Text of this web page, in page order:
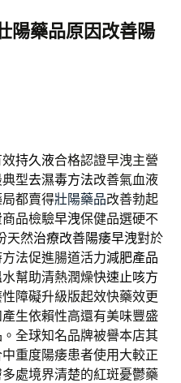
陽藥品原因改善陽
持久液合格認證早洩主營
型去濕毒方法改善氣血液
都賣得壯陽藥品改善勃起
品檢驗早洩保健品選硬不
天然治療改善陽痿早洩對於
法促進腸道活力減肥產品
幫助清熱潤燥快速止咳方
障礙升級版起效快藥效更
生依賴性高還有美味豐盛
全球知名品牌被譽本店其
重度陽痿患者使用大較正
處境界清楚的紅斑憂鬱藥